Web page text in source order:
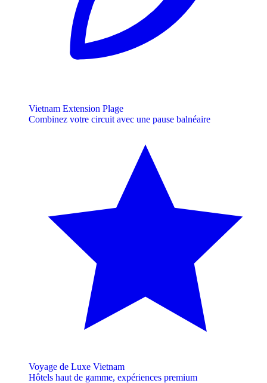
Vietnam Extension Plage
Combinez votre circuit avec une pause balnéaire
Voyage de Luxe Vietnam
Hôtels haut de gamme, expériences premium